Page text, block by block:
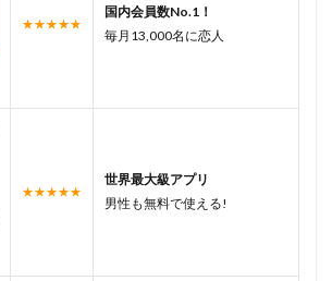
★★★★★
国内会員数No.1！
毎月13,000名に恋人
★★★★★
世界最大級アプリ
男性も無料で使える!